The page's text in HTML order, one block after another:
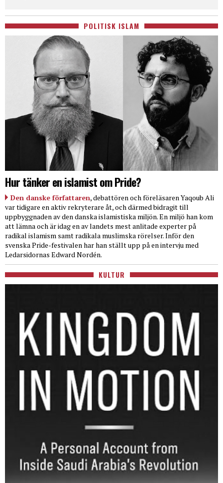
POLITISK ISLAM
Hur tänker en islamist om Pride?
Den danske författaren, debattören och föreläsaren Yaqoub Ali
var tidigare en aktiv rekryterare åt, och därmed bidragit till
uppbyggnaden av den danska islamistiska miljön. En miljö han kom
att lämna och är idag en av landets mest anlitade experter på
radikal islamism samt radikala muslimska rörelser. Inför den
svenska Pride-festivalen har han ställt upp på en intervju med
Ledarsidornas Edward Nordén.
KULTUR